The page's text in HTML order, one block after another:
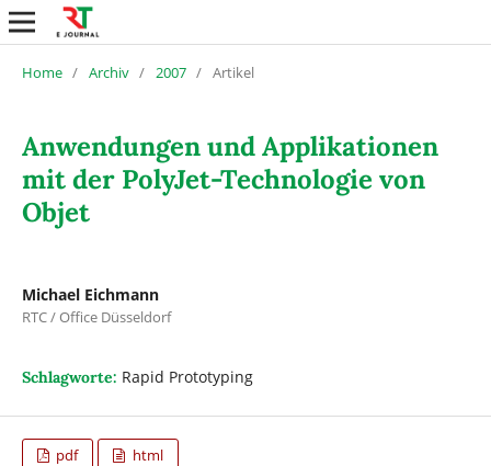
Home / Archiv / 2007 / Artikel
Anwendungen und Applikationen
mit der PolyJet-Technologie von
Objet
Michael Eichmann
RTC / Office Düsseldorf
Schlagworte: Rapid Prototyping
pdf html